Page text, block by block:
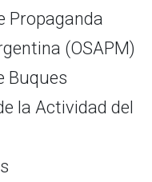
Propaganda
(OSAPM)
Buques
la Actividad del